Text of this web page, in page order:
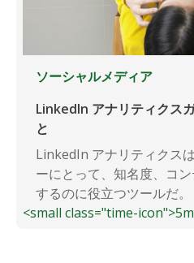
ソーシャルメディア
LinkedIn アナリティクス
と
LinkedIn アナリティクス
ーにとって、知名度、コ
するのに役立つツールだ。
<small class="time-